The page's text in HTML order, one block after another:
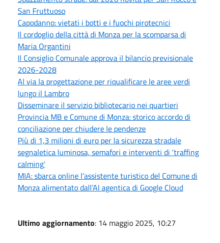
San Fruttuoso
Capodanno: vietati i botti e i fuochi pirotecnici
Il cordoglio della città di Monza per la scomparsa di
Maria Organtini
Il Consiglio Comunale approva il bilancio previsionale
2026-2028
Al via la progettazione per riqualificare le aree verdi
lungo il Lambro
Disseminare il servizio bibliotecario nei quartieri
Provincia MB e Comune di Monza: storico accordo di
conciliazione per chiudere le pendenze
Più di 1,3 milioni di euro per la sicurezza stradale
segnaletica luminosa, semafori e interventi di ‘traffing
calming’
MIA: sbarca online l’assistente turistico del Comune di
Monza alimentato dall’AI agentica di Google Cloud
Ultimo aggiornamento: 14 maggio 2025, 10:27